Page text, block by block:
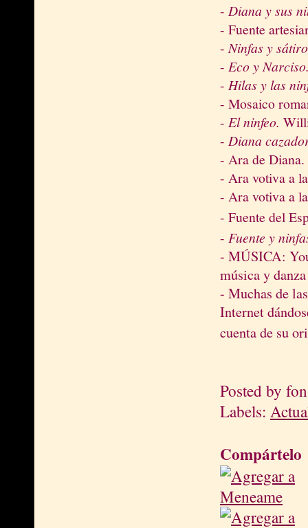
- Diana y sus
- Fuente
-Ninfas y
- Eco y
- Hilas y las
- Mosaico
- El ninfeo.
- Diana
- Ara de
- Ara votiva a
- Ara votiva a
- Fuente del
- Fuente y
- MÚSICA:
música y
- Muchas de
Internet
cuenta de su
Posted by
Labels:
Compártelo